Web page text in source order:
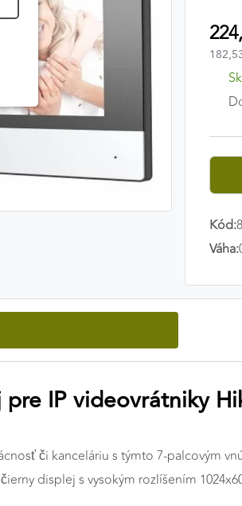
Kód:
Váha:
IP videovrátniky
či kanceláriu s týmto 7-palcovým
displej s vysokým rozlíšením